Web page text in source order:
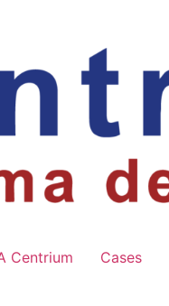
Centrium Cases